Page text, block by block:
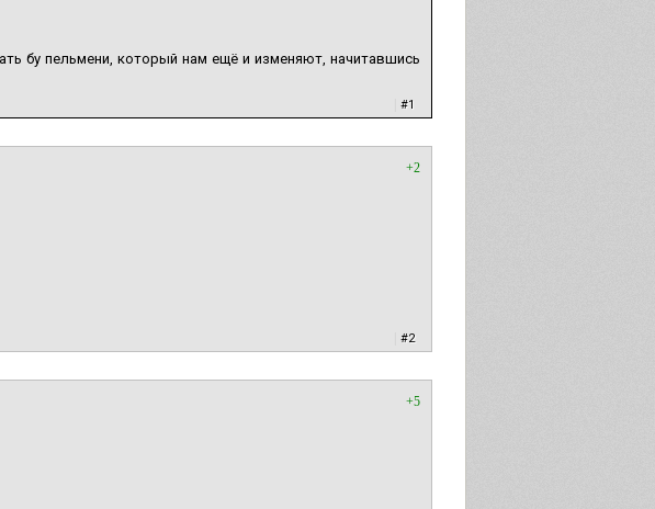
бу пельмени, который нам ещё и изменяют, начитавшись
#1
+2
#2
+5